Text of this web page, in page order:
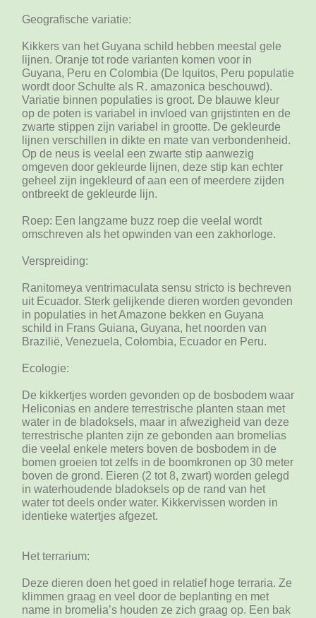
Geografische variatie:
Kikkers van het Guyana schild hebben meestal gele
lijnen. Oranje tot rode varianten komen voor in
Guyana, Peru en Colombia (De Iquitos, Peru populatie
wordt door Schulte als R. amazonica beschouwd).
Variatie binnen populaties is groot. De blauwe kleur
op de poten is variabel in invloed van grijstinten en de
zwarte stippen zijn variabel in grootte. De gekleurde
lijnen verschillen in dikte en mate van verbondenheid.
Op de neus is veelal een zwarte stip aanwezig
omgeven door gekleurde lijnen, deze stip kan echter
geheel zijn ingekleurd of aan een of meerdere zijden
ontbreekt de gekleurde lijn.
Roep: Een langzame buzz roep die veelal wordt
omschreven als het opwinden van een zakhorloge.
Verspreiding:
Ranitomeya ventrimaculata sensu stricto is bechreven
uit Ecuador. Sterk gelijkende dieren worden gevonden
in populaties in het Amazone bekken en Guyana
schild in Frans Guiana, Guyana, het noorden van
Brazilië, Venezuela, Colombia, Ecuador en Peru.
Ecologie:
De kikkertjes worden gevonden op de bosbodem waar
Heliconias en andere terrestrische planten staan met
water in de bladoksels, maar in afwezigheid van deze
terrestrische planten zijn ze gebonden aan bromelias
die veelal enkele meters boven de bosbodem in de
bomen groeien tot zelfs in de boomkronen op 30 meter
boven de grond. Eieren (2 tot 8, zwart) worden gelegd
in waterhoudende bladoksels op de rand van het
water tot deels onder water. Kikkervissen worden in
identieke watertjes afgezet.
Het terrarium:
Deze dieren doen het goed in relatief hoge terraria. Ze
klimmen graag en veel door de beplanting en met
name in bromelia’s houden ze zich graag op. Een bak